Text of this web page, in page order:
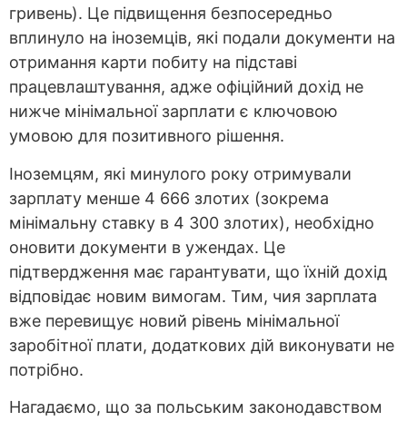
гривень). Це підвищення безпосередньо
вплинуло на іноземців, які подали документи на
отримання карти побиту на підставі
працевлаштування, адже офіційний дохід не
нижче мінімальної зарплати є ключовою
умовою для позитивного рішення.
Іноземцям, які минулого року отримували
зарплату менше 4 666 злотих (зокрема
мінімальну ставку в 4 300 злотих), необхідно
оновити документи в ужендах. Це
підтвердження має гарантувати, що їхній дохід
відповідає новим вимогам. Тим, чия зарплата
вже перевищує новий рівень мінімальної
заробітної плати, додаткових дій виконувати не
потрібно.
Нагадаємо, що за польським законодавством